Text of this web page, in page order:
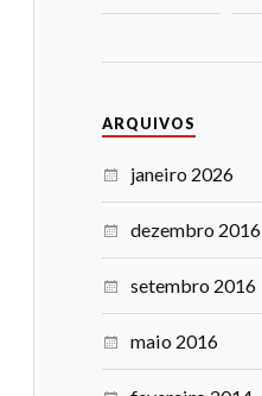
ARQUIVOS
janeiro 2026
dezembro 2016
setembro 2016
maio 2016